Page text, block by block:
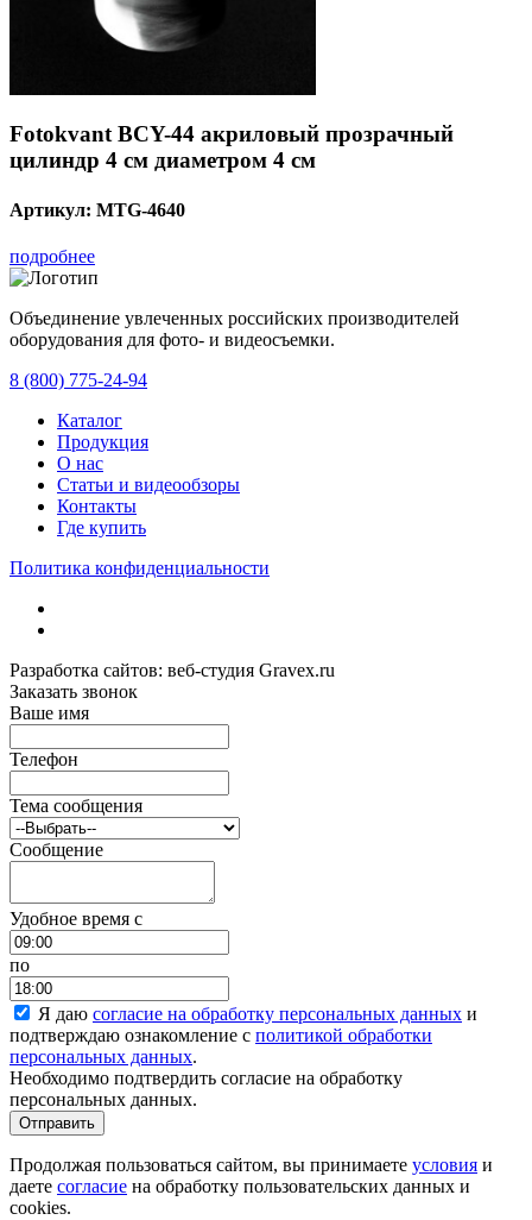
Fotokvant BCY-44 акриловый прозрачный
цилиндр 4 см диаметром 4 см
Артикул: MTG-4640
подробнее
Объединение увлеченных российских производителей
оборудования для фото- и видеосъемки.
8 (800) 775-24-94
Каталог
Продукция
О нас
Статьи и видеообзоры
Контакты
Где купить
Политика конфиденциальности
Разработка сайтов: веб-студия Gravex.ru
Заказать звонок
Ваше имя
Телефон
Тема сообщения
Сообщение
Удобное время c
по
Я даю согласие на обработку персональных данных и
подтверждаю ознакомление с политикой обработки
персональных данных.
Необходимо подтвердить согласие на обработку
персональных данных.
Отправить
Продолжая пользоваться сайтом, вы принимаете условия и
даете согласие на обработку пользовательских данных и
cookies.